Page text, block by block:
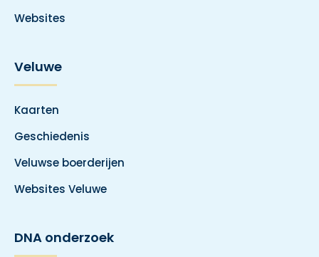
Websites
Veluwe
Kaarten
Geschiedenis
Veluwse boerderijen
Websites Veluwe
DNA onderzoek